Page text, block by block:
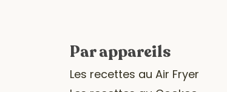
Par appareils
Les recettes au Air Fryer